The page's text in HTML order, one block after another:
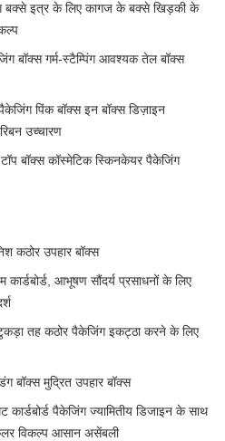
बक्से इत्र के लिए कागज के बक्से खिड़की के
बॉक्स गर्म-स्टैम्पिंग आवश्यक तेल बॉक्स
पैकेजिंग पिंक बॉक्स इन बॉक्स डिज़ाइन
उच्चारण
बॉक्स कॉस्मेटिक स्किनकेयर पैकेजिंग
कठोर उपहार बॉक्स
कार्डबोर्ड, आभूषण सौंदर्य प्रसाधनों के लिए
तह कठोर पैकेजिंग इकट्ठा करने के लिए
बॉक्स मुद्रित उपहार बॉक्स
कार्डबोर्ड पैकेजिंग ज्यामितीय डिजाइन के साथ
विकल्प आसान असेंबली